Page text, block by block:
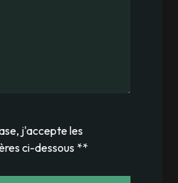
j'accepte les
ci-dessous **